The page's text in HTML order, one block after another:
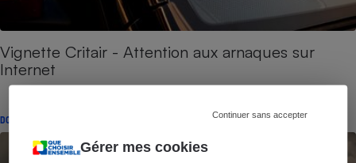
Gérer mes cookies
Continuer sans accepter
Vignette Critair - Attention aux arnaques sur
Internet
DOSSIER